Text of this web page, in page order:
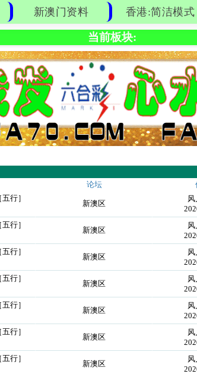
新澳门资料 香港:简洁模式
当前板块:
论坛
行］
新澳区
行］
新澳区
行］
新澳区
行］
新澳区
行］
新澳区
行］
新澳区
行］
新澳区